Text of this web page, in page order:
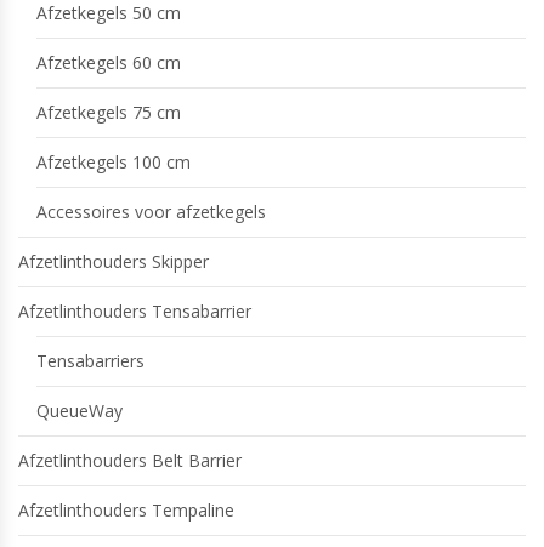
Afzetkegels 50 cm
Afzetkegels 60 cm
Afzetkegels 75 cm
Afzetkegels 100 cm
Accessoires voor afzetkegels
Afzetlinthouders Skipper
Afzetlinthouders Tensabarrier
Tensabarriers
QueueWay
Afzetlinthouders Belt Barrier
Afzetlinthouders Tempaline